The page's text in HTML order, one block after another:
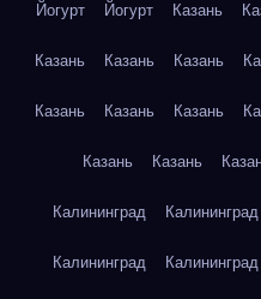
Йогурт Йогурт Казань
Казань Казань Казань
Казань Казань Казань
Казань Казань
Калининград Калининград
Калининград Калининград